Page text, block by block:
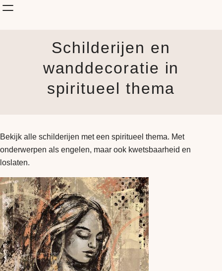
Onderwerp
KunstStijl
Albums
Blog
Schilderijen en
wanddecoratie in
spiritueel thema
Bekijk alle schilderijen met een spiritueel thema. Met
onderwerpen als engelen, maar ook kwetsbaarheid en
loslaten.